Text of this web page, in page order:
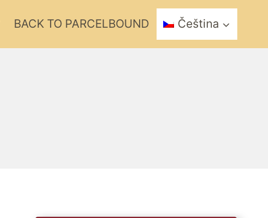
BACK TO PARCELBOUND Čeština